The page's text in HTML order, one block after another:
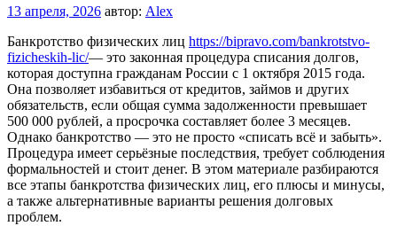
сбор
и
советы
13 апреля, 2026 автор: Alex
Банкротство физических лиц https://bipravo.com/bankrotstvo-
fizicheskih-lic/— это законная процедура списания долгов,
которая доступна гражданам России с 1 октября 2015 года.
Она позволяет избавиться от кредитов, займов и других
обязательств, если общая сумма задолженности превышает
500 000 рублей, а просрочка составляет более 3 месяцев.
Однако банкротство — это не просто «списать всё и забыть».
Процедура имеет серьёзные последствия, требует соблюдения
формальностей и стоит денег. В этом материале разбираются
все этапы банкротства физических лиц, его плюсы и минусы,
а также альтернативные варианты решения долговых
проблем.